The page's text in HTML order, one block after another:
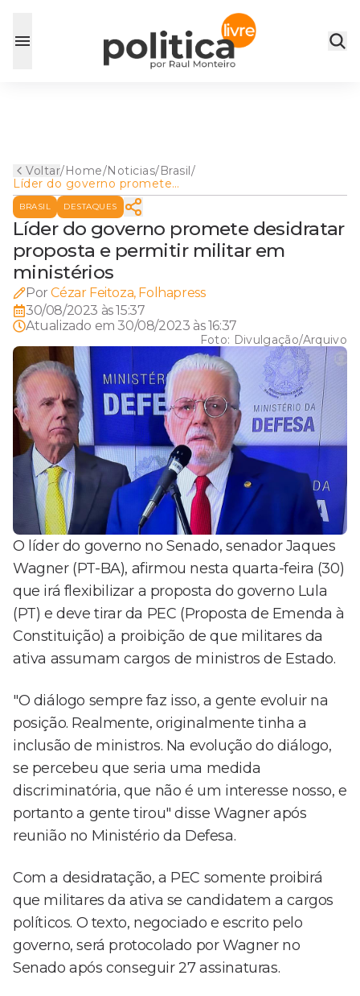
Voltar/Home/Noticias/Brasil/
Líder do governo promete
desidratar proposta e
permitir militar em
ministérios
BRASIL DESTAQUES
Líder do governo promete desidratar
proposta e permitir militar em
ministérios
Por Cézar Feitoza, Folhapress
30/08/2023 às 15:37
Atualizado em30/08/2023 às 16:37
Foto: Divulgação/Arquivo
O líder do governo no Senado, senador Jaques
Wagner (PT-BA), afirmou nesta quarta-feira (30)
que irá flexibilizar a proposta do governo Lula
(PT) e deve tirar da PEC (Proposta de Emenda à
Constituição) a proibição de que militares da
ativa assumam cargos de ministros de Estado.
"O diálogo sempre faz isso, a gente evoluir na
posição. Realmente, originalmente tinha a
inclusão de ministros. Na evolução do diálogo,
se percebeu que seria uma medida
discriminatória, que não é um interesse nosso, e
portanto a gente tirou" disse Wagner após
reunião no Ministério da Defesa.
Com a desidratação, a PEC somente proibirá
que militares da ativa se candidatem a cargos
políticos. O texto, negociado e escrito pelo
governo, será protocolado por Wagner no
Senado após conseguir 27 assinaturas.